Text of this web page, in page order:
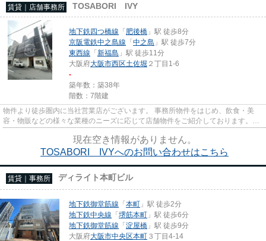
賃貸｜店舗事務所 TOSABORI IVY
地下鉄四つ橋線 「肥後橋 」駅 徒歩8分
京阪電鉄中之島線 「中之島 」駅 徒歩7分
東西線 「新福島 」駅 徒歩11分
大阪府大阪市西区土佐堀 ２丁目1-6
-
築年数：築38年
階数：7階建
物件より徒歩圏内に当社営業店がございます。 事務所物件をはじめ、飲食・美
容・物販などの様々な業種のニーズに応じて店舗物件をご紹介しております。
尚、弊社ではおとり広告は一切...
現在空き情報がありません。
TOSABORI IVYへのお問い合わせはこちら
賃貸｜事務所 ディライト本町ビル
地下鉄御堂筋線 「本町 」駅 徒歩2分
地下鉄中央線 「堺筋本町 」駅 徒歩6分
地下鉄御堂筋線 「淀屋橋 」駅 徒歩9分
大阪府大阪市中央区本町 ３丁目4-14